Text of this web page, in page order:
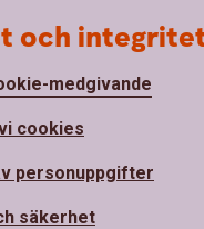
och
medgivande
cookies
personuppgifter
säkerhet